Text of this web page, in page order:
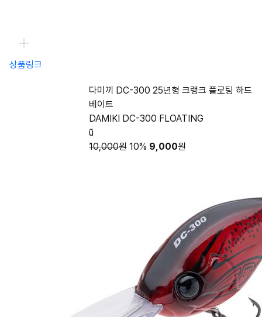
상품링크
다미끼 DC-300 25년형 크랭크 플로팅 하드
베이트
DAMIKI DC-300 FLOATING
ũ
10,000원 10% 9,000원